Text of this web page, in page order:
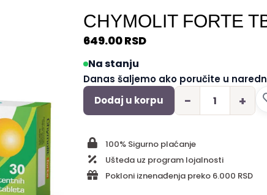
CHYMOLIT FORTE
649.00RSD
Na stanju
Danas šaljemo ako poručite u
− +
Dodaj u korpu
100% Sigurno plaćanje
Ušteda uz program lojalnosti
Pokloni iznenađenja preko 6.000 RSD